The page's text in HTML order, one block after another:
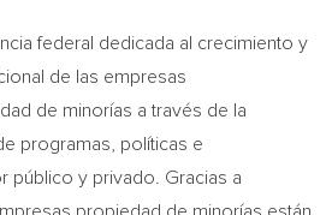
federal dedicada al crecimiento y
de las empresas
de minorías a través de la
programas, políticas e
público y privado. Gracias a